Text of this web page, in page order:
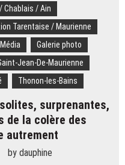
Chablais / Ain
Tarentaise / Maurienne
Galerie photo
Jean-De-Maurienne
Thonon-les-Bains
surprenantes,
de la colère des
autrement
by dauphine